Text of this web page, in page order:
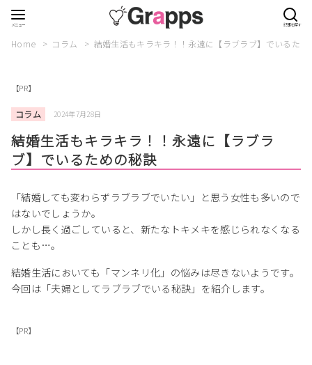
Home コラム 結婚生活もキラキラ！！永遠に【ラブラブ】でいるため
【PR】
コラム 2024年7月28日
結婚生活もキラキラ！！永遠に【ラブラ
ブ】でいるための秘訣
「結婚しても変わらずラブラブでいたい」と思う女性も多いので
はないでしょうか。
しかし長く過ごしていると、新たなトキメキを感じられなくなる
ことも…。
結婚生活においても「マンネリ化」の悩みは尽きないようです。
今回は「夫婦としてラブラブでいる秘訣」を紹介します。
【PR】